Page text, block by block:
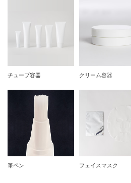
チューブ容器 クリーム容器
筆ペン フェイスマスク